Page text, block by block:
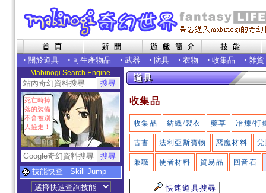
• 關於道具 • 可生產物品 • 武器 • 防具 • 衣物 • 收集品 • 雜貨
Mabinogi Search Engine
死亡時掉
落的裝備
不會被別
人撿走！
技能快查 - Skill Jump
收集品
收集品 紡織/製衣 藥草 冶煉/打
古書 法利亞斯寶物 惡魔材料
兼職 使者材料 貿易品 回音石
快速道具搜尋